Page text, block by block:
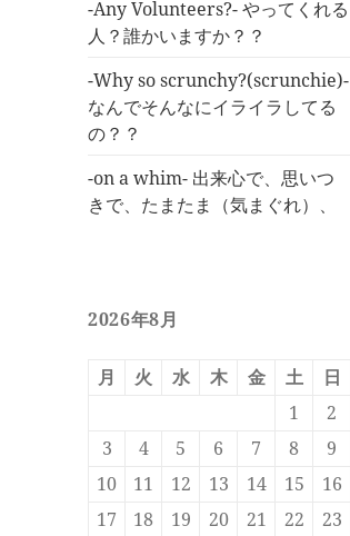
-Any Volunteers?- やってくれる
人？誰かいますか？？
-Why so scrunchy?(scrunchie)-
なんでそんなにイライラしてる
の？？
-on a whim- 出来心で、思いつ
きで、たまたま（気まぐれ）、
2026年8月
月 火 水 木 金 土
日
1
2
3
4 5 6 7 8
9
10
11 12 13 14 15
16
17
18 19 20 21 22
23